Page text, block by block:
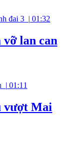
| 01:32
vỡ lan can
| 01:11
vượt Mai